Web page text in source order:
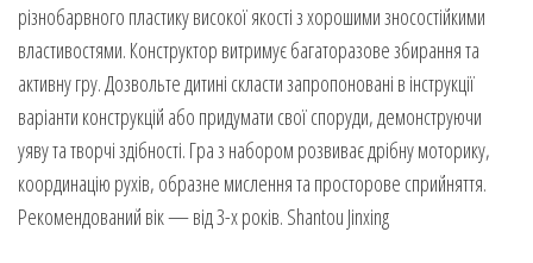
різнобарвного пластику високої якості з хорошими зносостійкими
властивостями. Конструктор витримує багаторазове збирання та
активну гру. Дозвольте дитині скласти запропоновані в інструкції
варіанти конструкцій або придумати свої споруди, демонструючи
уяву та творчі здібності. Гра з набором розвиває дрібну моторику,
координацію рухів, образне мислення та просторове сприйняття.
Рекомендований вік — від 3-х років. Shantou Jinxing